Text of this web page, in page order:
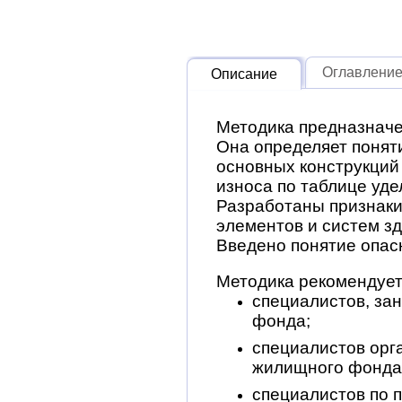
Описание Оглавление
Методика
Она определяет
основных
износа по таблице
Разработаны
элементов и систем
Введено понятие
Методика
специалистов,
фонда;
специалистов
жилищного
специалистов по